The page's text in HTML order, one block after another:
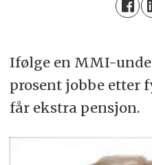
Ifølge en MMI-
prosent jobbe etter
får ekstra pensjon.